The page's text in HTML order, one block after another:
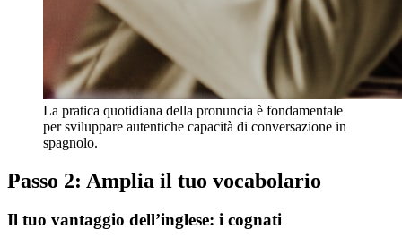
La pratica quotidiana della pronuncia è fondamentale
per sviluppare autentiche capacità di conversazione in
spagnolo.
Passo 2: Amplia il tuo vocabolario
Il tuo vantaggio dell’inglese: i cognati